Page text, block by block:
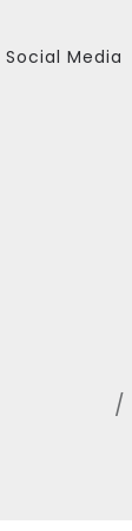
Social Media